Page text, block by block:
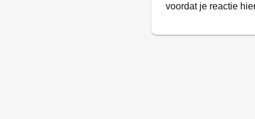
voordat je reactie